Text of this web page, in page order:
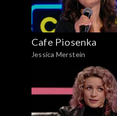
Cafe Piosenka
Jessica Merstein